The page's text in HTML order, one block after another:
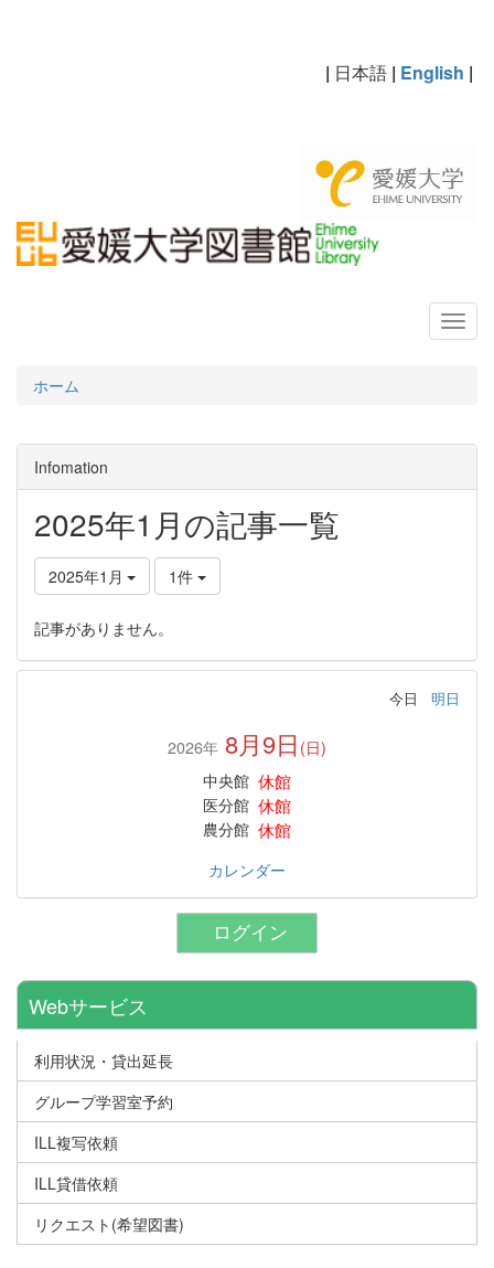
| 日本語 | English |
ホーム
Infomation
2025年1月の記事一覧
2025年1月 1件
記事がありません。
今日 明日
2026年 8月9日 (日)
中央館 休館
医分館 休館
農分館 休館
カレンダー
ログイン
Webサービス
利用状況・貸出延長
グループ学習室予約
ILL複写依頼
ILL貸借依頼
リクエスト(希望図書)